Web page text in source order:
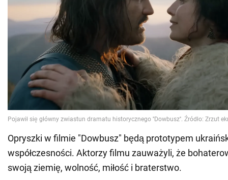
Opryszki w filmie "Dowbusz" będą prototypem
współczesności. Aktorzy filmu zauważyli, że
swoją ziemię, wolność, miłość i braterstwo.